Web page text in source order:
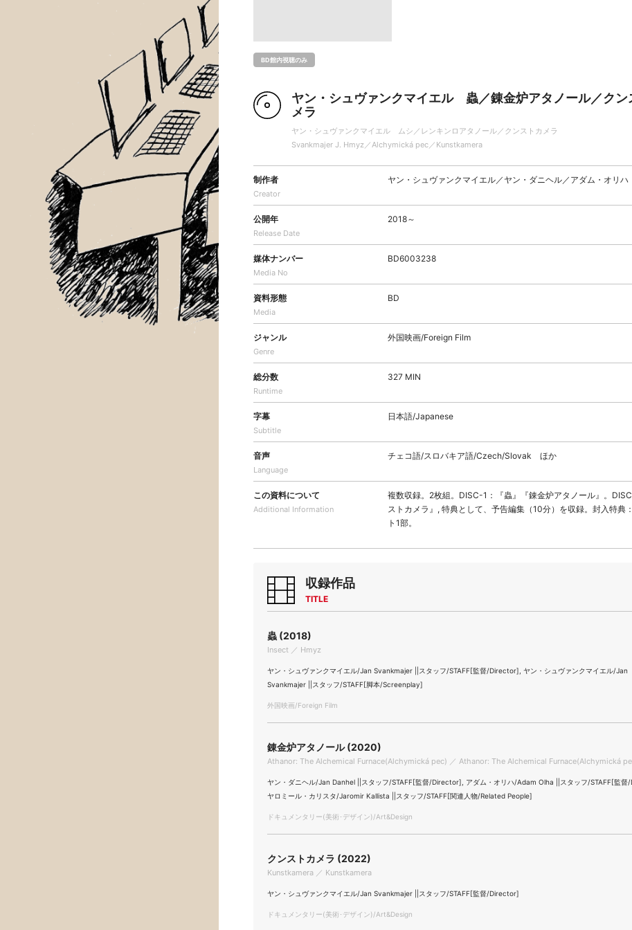
BD館内視聴のみ
ヤン・シュヴァンクマイエル 蟲／錬金炉アタノール／クン
メラ
ヤン・シュヴァンクマイエル ムシ／レンキンロアタノール／クンストカメラ
Svankmajer J. Hmyz／Alchymická pec／Kunstkamera
制作者
Creator
ヤン・シュヴァンクマイエル／ヤン・ダニヘル／アダム・オリハ
公開年
Release Date
2018～
媒体ナンバー
Media No
BD6003238
資料形態
Media
BD
ジャンル
Genre
外国映画/Foreign Film
総分数
Runtime
327 MIN
字幕
Subtitle
日本語/Japanese
音声
Language
チェコ語/スロバキア語/Czech/Slovak ほか
この資料について
Additional Information
複数収録。2枚組。DISC-1：『蟲』『錬金炉アタノール』。
ストカメラ』, 特典として、予告編集（10分）を収録。封入特典
ト1部。
収録作品
TITLE
蟲 (2018)
Insect ／ Hmyz
ヤン・シュヴァンクマイエル/Jan Svankmajer ||スタッフ/STAFF[監督/Director], ヤン・シュヴァンクマイエル/Jan
Svankmajer ||スタッフ/STAFF[脚本/Screenplay]
外国映画/Foreign Film
錬金炉アタノール (2020)
Athanor: The Alchemical Furnace(Alchymická pec) ／ Athanor: The Alchemical Furnace(Alchymická
ヤン・ダニヘル/Jan Danhel ||スタッフ/STAFF[監督/Director], アダム・オリハ/Adam Olha ||スタッフ/STAFF[監督
ヤロミール・カリスタ/Jaromir Kallista ||スタッフ/STAFF[関連人物/Related People]
ドキュメンタリー(美術･デザイン)/Art&Design
クンストカメラ (2022)
Kunstkamera ／ Kunstkamera
ヤン・シュヴァンクマイエル/Jan Svankmajer ||スタッフ/STAFF[監督/Director]
ドキュメンタリー(美術･デザイン)/Art&Design